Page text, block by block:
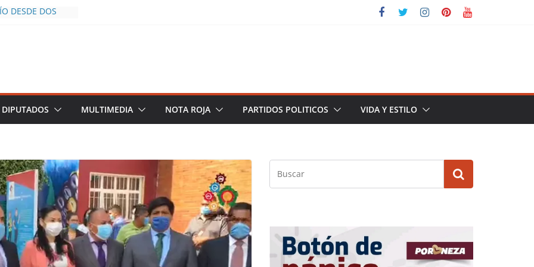
DESDE DOS
AL INFLUENCER
EN
A LAS
TERMINA
DE
DEL PLAN
DIPUTADOS MULTIMEDIA NOTA ROJA PARTIDOS POLITICOS VIDA Y ESTILO